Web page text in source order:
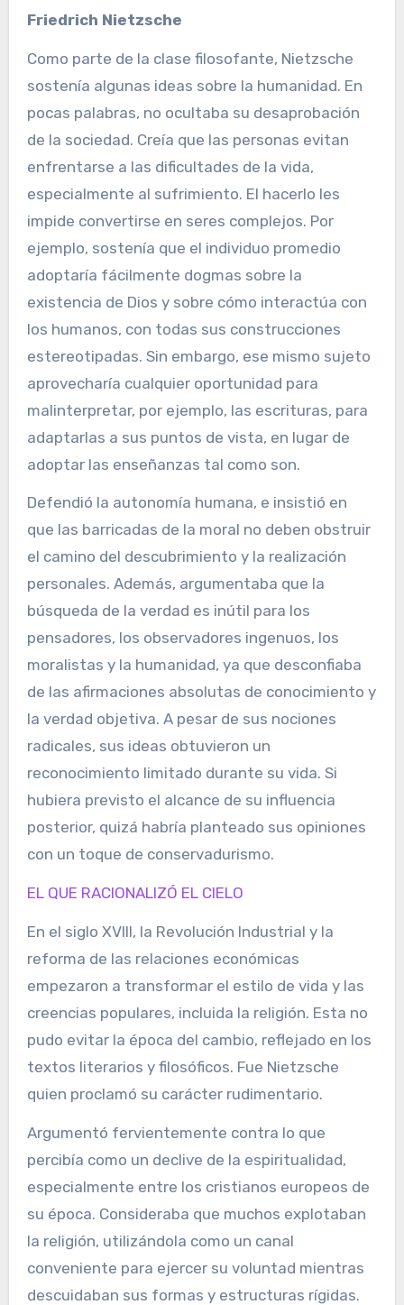
Friedrich Nietzsche
Como parte de la clase filosofante, Nietzsche
sostenía algunas ideas sobre la humanidad. En
pocas palabras, no ocultaba su desaprobación
de la sociedad. Creía que las personas evitan
enfrentarse a las dificultades de la vida,
especialmente al sufrimiento. El hacerlo les
impide convertirse en seres complejos. Por
ejemplo, sostenía que el individuo promedio
adoptaría fácilmente dogmas sobre la
existencia de Dios y sobre cómo interactúa con
los humanos, con todas sus construcciones
estereotipadas. Sin embargo, ese mismo sujeto
aprovecharía cualquier oportunidad para
malinterpretar, por ejemplo, las escrituras, para
adaptarlas a sus puntos de vista, en lugar de
adoptar las enseñanzas tal como son.
Defendió la autonomía humana, e insistió en
que las barricadas de la moral no deben obstruir
el camino del descubrimiento y la realización
personales. Además, argumentaba que la
búsqueda de la verdad es inútil para los
pensadores, los observadores ingenuos, los
moralistas y la humanidad, ya que desconfiaba
de las afirmaciones absolutas de conocimiento y
la verdad objetiva. A pesar de sus nociones
radicales, sus ideas obtuvieron un
reconocimiento limitado durante su vida. Si
hubiera previsto el alcance de su influencia
posterior, quizá habría planteado sus opiniones
con un toque de conservadurismo.
EL QUE RACIONALIZÓ EL CIELO
En el siglo XVIII, la Revolución Industrial y la
reforma de las relaciones económicas
empezaron a transformar el estilo de vida y las
creencias populares, incluida la religión. Esta no
pudo evitar la época del cambio, reflejado en los
textos literarios y filosóficos. Fue Nietzsche
quien proclamó su carácter rudimentario.
Argumentó fervientemente contra lo que
percibía como un declive de la espiritualidad,
especialmente entre los cristianos europeos de
su época. Consideraba que muchos explotaban
la religión, utilizándola como un canal
conveniente para ejercer su voluntad mientras
descuidaban sus formas y estructuras rígidas.